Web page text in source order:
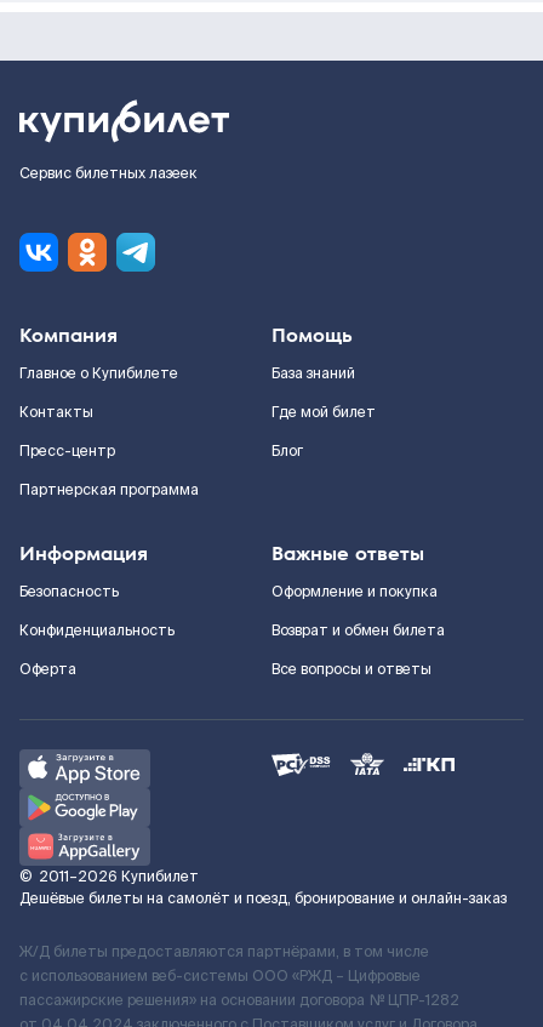
Сервис билетных лазеек
Компания
Главное о Купибилете
Контакты
Пресс-центр
Партнерская программа
Помощь
База знаний
Где мой билет
Блог
Информация
Безопасность
Конфиденциальность
Оферта
Важные ответы
Оформление и покупка
Возврат и обмен билета
Все вопросы и ответы
© 2011–2026 Купибилет
Дешёвые билеты на самолёт и поезд, бронирование и онлайн-заказ
Ж/Д билеты предоставляются партнёрами, в том числе
с использованием веб-системы ООО «РЖД – Цифровые
пассажирские решения» на основании договора № ЦПР-1282